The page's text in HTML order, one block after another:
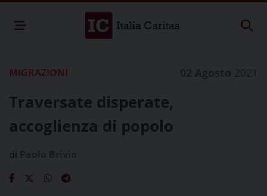
MIGRAZIONI
Traversate disperate,
accoglienza di popolo
di